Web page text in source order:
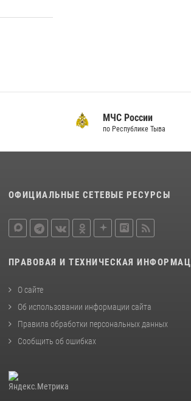
МЧС России
по Республике Тыва
ОФИЦИАЛЬНЫЕ СЕТЕВЫЕ РЕСУРСЫ
ПРАВОВАЯ И ТЕХНИЧЕСКАЯ
О сайте
Об использовании информации сайта
Правила обработки персональных данных
Сообщить об ошибках